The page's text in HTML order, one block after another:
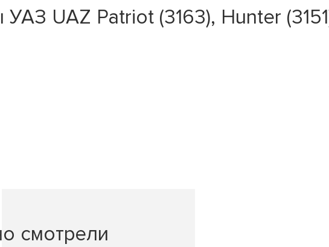
UAZ Patriot (3163), Hunter
смотрели